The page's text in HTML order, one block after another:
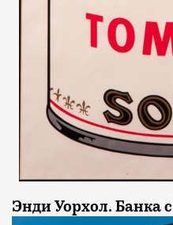
Энди Уорхол. Банка